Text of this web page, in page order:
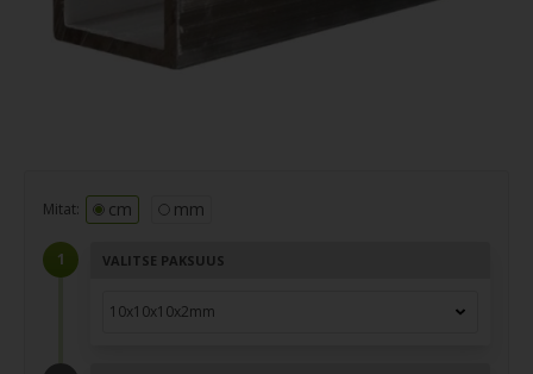
Mitat: cm mm
VALITSE PAKSUUS